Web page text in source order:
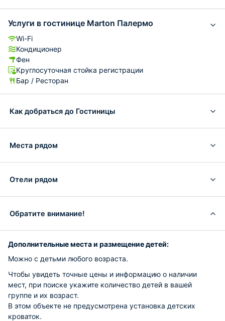
Услуги в гостинице Marton Палермо
Wi-Fi
Кондиционер
Фен
Круглосуточная стойка регистрации
Бар / Ресторан
Как добраться до Гостиницы
Места рядом
Отели рядом
Обратите внимание!
Дополнительные места и размещение детей:
Можно с детьми любого возраста.
Чтобы увидеть точные цены и информацию о наличии
мест, при поиске укажите количество детей в вашей
группе и их возраст.
В этом объекте не предусмотрена установка детских
кроваток.